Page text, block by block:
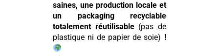
saines, une production locale et
un packaging recyclable
totalement réutilisable (pas de
plastique ni de papier de soie)